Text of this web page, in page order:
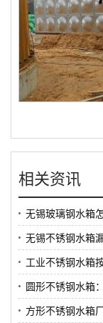
相关资讯
无锡玻璃钢水箱
无锡不锈钢水箱
工业不锈钢水箱
圆形不锈钢水箱
方形不锈钢水箱